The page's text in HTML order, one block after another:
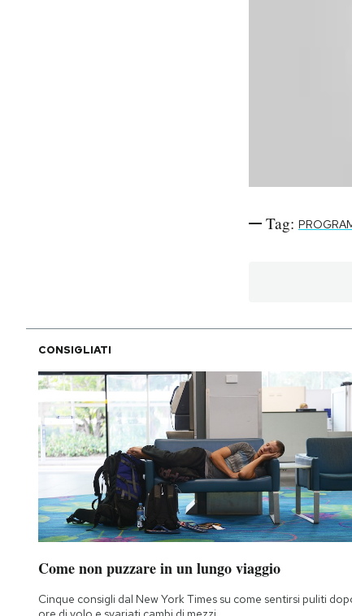
Tag:
CONSIGLIATI
Come non puzzare in un lungo viaggio
Cinque consigli dal New York Times su come sentirsi puliti